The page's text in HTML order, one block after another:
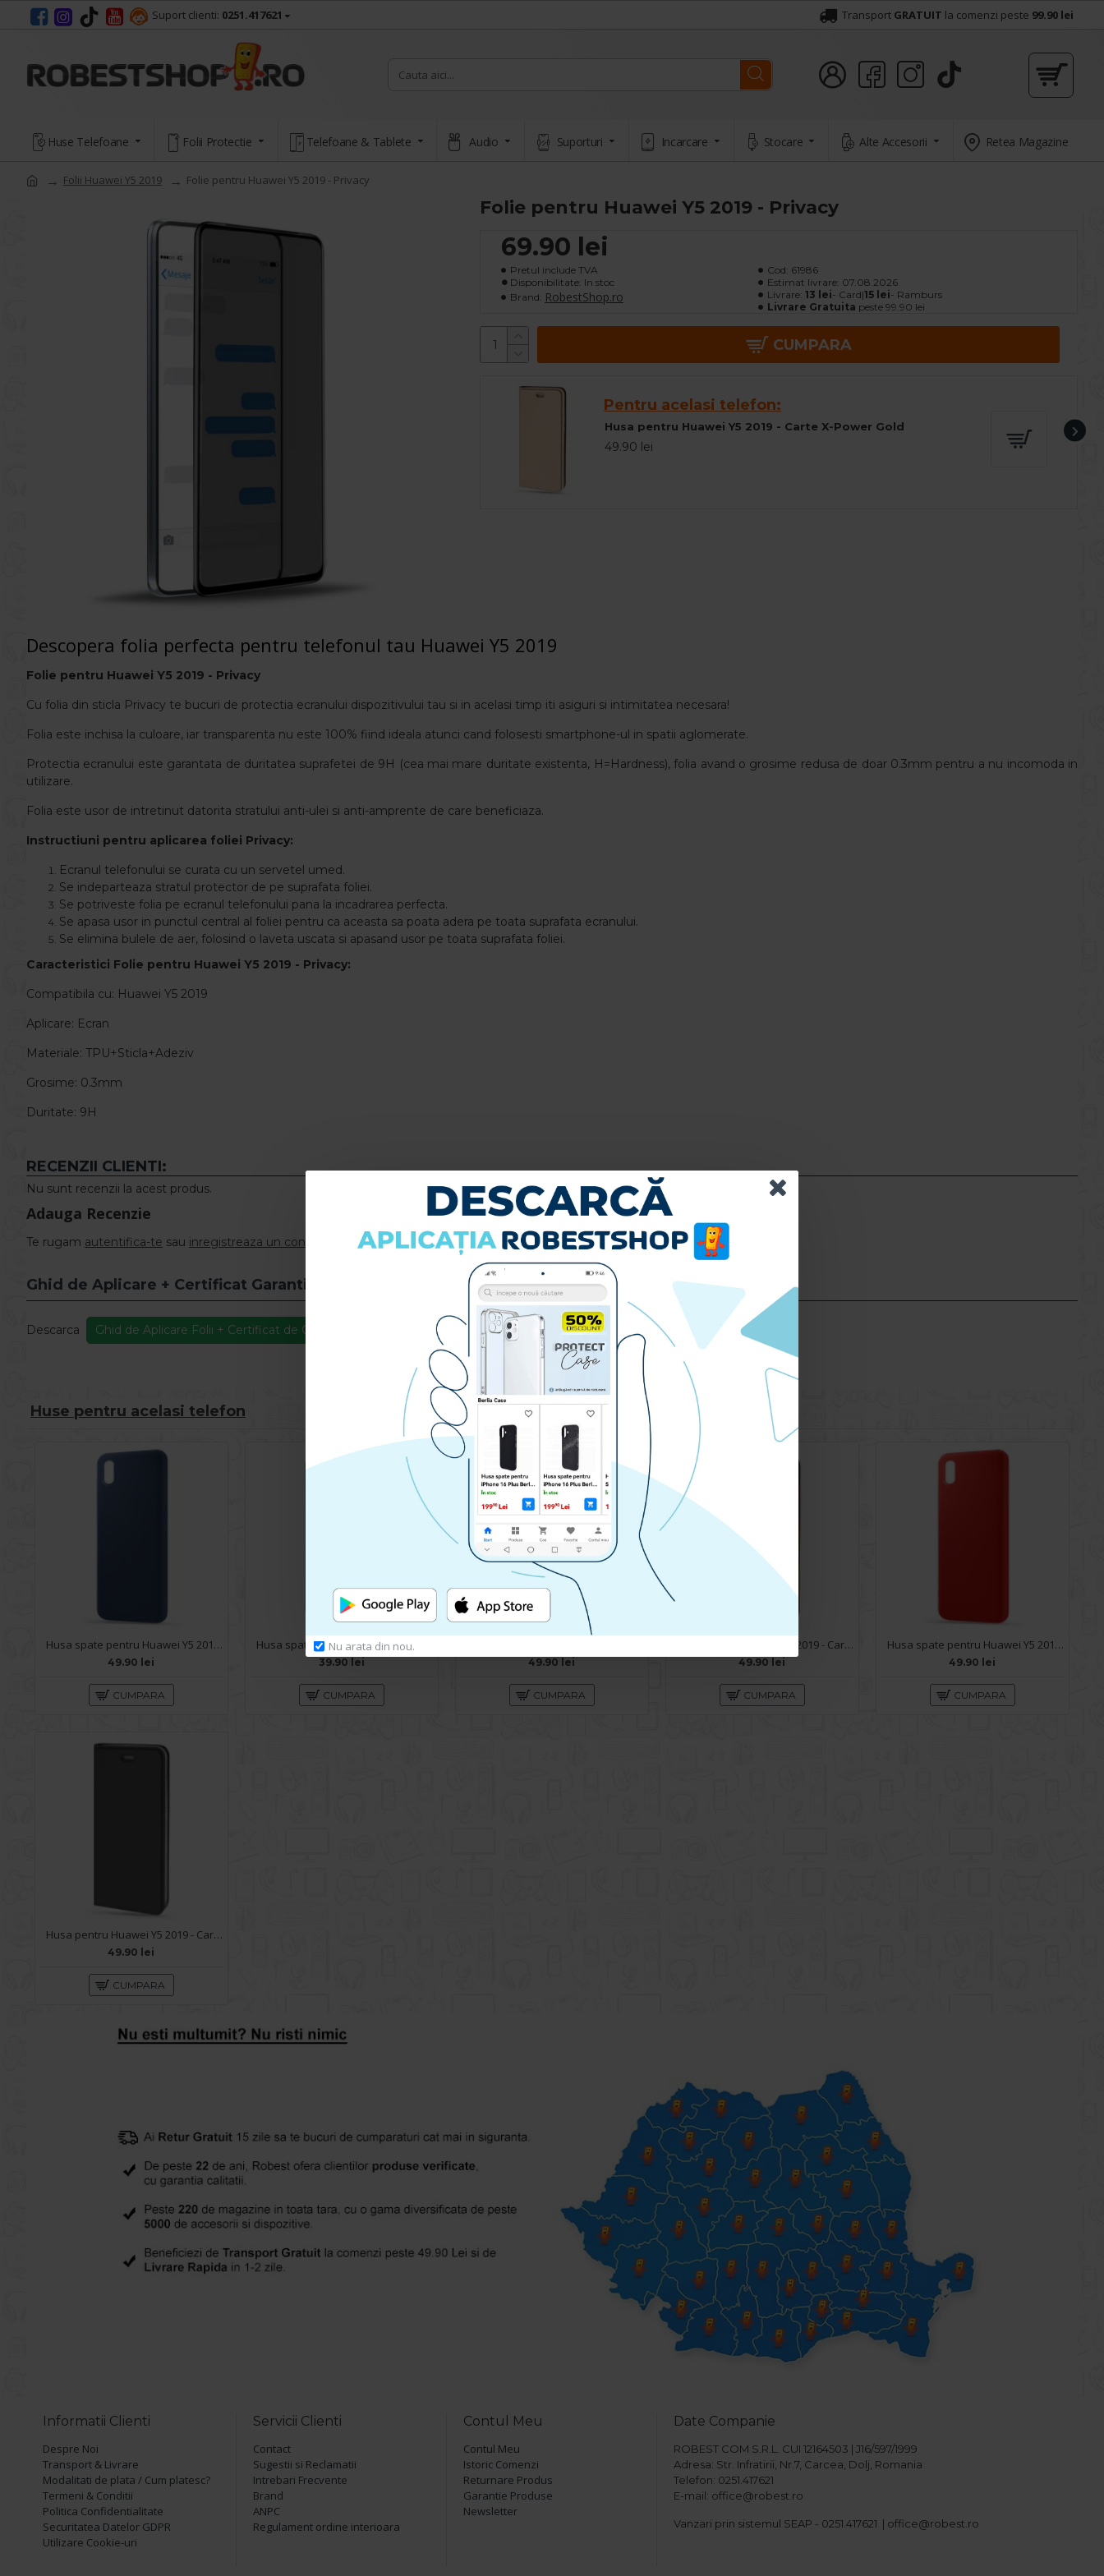
Nu arata din nou.
Suport clienti: 0251.417621 Transport GRATUIT la comenzi peste 99.90 lei
Huse Telefoane Folii Protectie Telefoane & Tablete Audio Suporturi Incarcare Stocare Alte Accesorii Retea Magazine
Folii Huawei Y5 2019 Folie pentru Huawei Y5 2019 - Privacy
Folie pentru Huawei Y5 2019 - Privacy
69.90 lei
Pretul include TVA
Disponibilitate: In stoc
Brand: RobestShop.ro
Cod: 61986
Estimat livrare: 07.08.2026
Livrare: 13 lei- Card|15 lei- Ramburs
Livrare Gratuita peste 99.90 lei
CUMPARA
Pentru acelasi telefon:
Husa pentru Huawei Y5 2019 - Carte X-Power Gold
49.90 lei
Descopera folia perfecta pentru telefonul tau Huawei Y5 2019
Folie pentru Huawei Y5 2019 - Privacy
Cu folia din sticla Privacy te bucuri de protectia ecranului dispozitivului tau si in acelasi timp iti asiguri si intimitatea necesara!
Folia este inchisa la culoare, iar transparenta nu este 100% fiind ideala atunci cand folosesti smartphone-ul in spatii aglomerate.
Protectia ecranului este garantata de duritatea suprafetei de 9H (cea mai mare duritate existenta, H=Hardness), folia avand o grosime redusa de doar 0.3mm pentru a nu incomoda in
utilizare.
Folia este usor de intretinut datorita stratului anti-ulei si anti-amprente de care beneficiaza.
Instructiuni pentru aplicarea foliei Privacy:
Ecranul telefonului se curata cu un servetel umed.
Se indeparteaza stratul protector de pe suprafata foliei.
Se potriveste folia pe ecranul telefonului pana la incadrarea perfecta.
Se apasa usor in punctul central al foliei pentru ca aceasta sa poata adera pe toata suprafata ecranului.
Se elimina bulele de aer, folosind o laveta uscata si apasand usor pe toata suprafata foliei.
Caracteristici Folie pentru Huawei Y5 2019 - Privacy:
Compatibila cu: Huawei Y5 2019
Aplicare: Ecran
Materiale: TPU+Sticla+Adeziv
Grosime: 0.3mm
Duritate: 9H
RECENZII CLIENTI:
Nu sunt recenzii la acest produs.
Adauga Recenzie
Te rugam autentifica-te sau inregistreaza un cont nou pentru a putea lasa o recenzie
Ghid de Aplicare + Certificat Garantie
Descarca Ghid de Aplicare Folii + Certificat de Garantie
Huse pentru acelasi telefon
Husa spate pentru Huawei Y5 2019 - Silicon Line Albastru
49.90 lei
CUMPARA
39.90 lei
CUMPARA
49.90 lei
CUMPARA
Husa pentru Huawei Y5 2019 - Carte X-Power Gold
49.90 lei
CUMPARA
Husa spate pentru Huawei Y5 2019 - Silicon Line Rosu
49.90 lei
CUMPARA
Husa pentru Huawei Y5 2019 - Carte X-Power Negru
49.90 lei
CUMPARA
Informatii Clienti
Despre Noi
Transport & Livrare
Modalitati de plata / Cum platesc?
Termeni & Conditii
Politica Confidentialitate
Securitatea Datelor GDPR
Utilizare Cookie-uri
Servicii Clienti
Contact
Sugestii si Reclamatii
Intrebari Frecvente
Brand
ANPC
Regulament ordine interioara
Contul Meu
Contul Meu
Istoric Comenzi
Returnare Produs
Garantie Produse
Newsletter
Date Companie
ROBEST COM S.R.L. CUI 12164503 | J16/597/1999
Adresa: Str. Infratirii, Nr.7, Carcea, Dolj, Romania
Telefon: 0251.417621
E-mail: office@robest.ro
Vanzari prin sistemul SEAP - 0251.417621 | office@robest.ro